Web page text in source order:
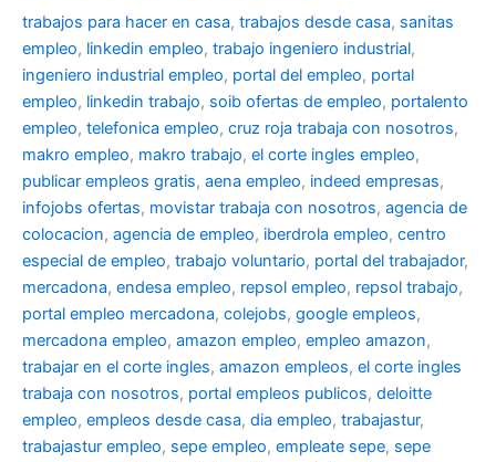
trabajos para hacer en casa, trabajos desde casa, sanitas
empleo, linkedin empleo, trabajo ingeniero industrial,
ingeniero industrial empleo, portal del empleo, portal
empleo, linkedin trabajo, soib ofertas de empleo, portalento
empleo, telefonica empleo, cruz roja trabaja con nosotros,
makro empleo, makro trabajo, el corte ingles empleo,
publicar empleos gratis, aena empleo, indeed empresas,
infojobs ofertas, movistar trabaja con nosotros, agencia de
colocacion, agencia de empleo, iberdrola empleo, centro
especial de empleo, trabajo voluntario, portal del trabajador,
mercadona, endesa empleo, repsol empleo, repsol trabajo,
portal empleo mercadona, colejobs, google empleos,
mercadona empleo, amazon empleo, empleo amazon,
trabajar en el corte ingles, amazon empleos, el corte ingles
trabaja con nosotros, portal empleos publicos, deloitte
empleo, empleos desde casa, dia empleo, trabajastur,
trabajastur empleo, sepe empleo, empleate sepe, sepe